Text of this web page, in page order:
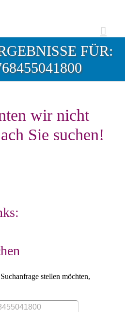
FÜR:
wir nicht
Sie suchen!
stellen möchten,